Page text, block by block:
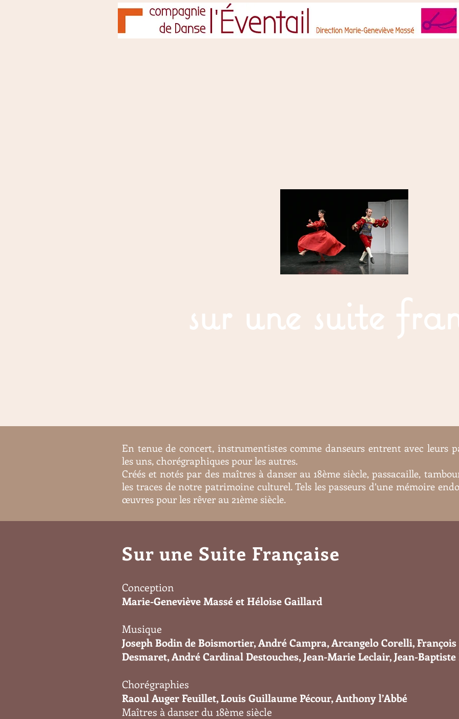
sur une suite
En tenue de concert, instrumentistes comme danseurs entrent avec leurs
les uns, chorégraphiques pour les autres.
Créés et notés par des maîtres à danser au 18ème siècle, passacaille,
les traces de notre patrimoine culturel. Tels les passeurs d’une mémoire
œuvres pour les rêver au 21ème siècle.
Sur une Suite Française
Conception
Marie-Geneviève Massé et Héloise Gaillard
Musique
Joseph Bodin de Boismortier, André Campra, Arcangelo Corelli,
Desmaret, André Cardinal Destouches, Jean-Marie Leclair, Jean-
Chorégraphies
Raoul Auger Feuillet, Louis Guillaume Pécour, Anthony l’Abbé
Maîtres à danser du 18ème siècle